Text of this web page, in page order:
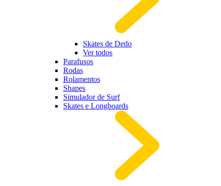
Skates de Dedo
Ver todos
Parafusos
Rodas
Rolamentos
Shapes
Simulador de Surf
Skates e Longboards